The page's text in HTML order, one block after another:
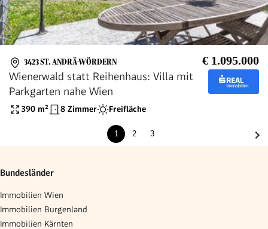
3423 ST. ANDRÄ-WÖRDERN € 1.095.000
Wienerwald statt Reihenhaus: Villa mit
Parkgarten nahe Wien
390 m² 8 Zimmer Freifläche
1 2 3
Bundesländer
Immobilien Wien
Immobilien Burgenland
Immobilien Kärnten